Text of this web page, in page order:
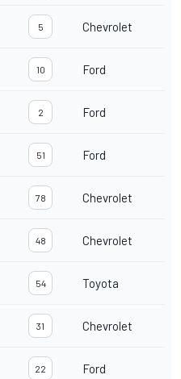
5 Chevrolet
10 Ford
2 Ford
51 Ford
78 Chevrolet
48 Chevrolet
54 Toyota
31 Chevrolet
22 Ford